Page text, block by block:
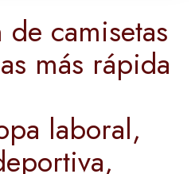
camisetas
más rápida
laboral,